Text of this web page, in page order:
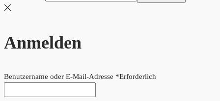
Anmelden
Benutzername oder E-Mail-Adresse *Erforderlich